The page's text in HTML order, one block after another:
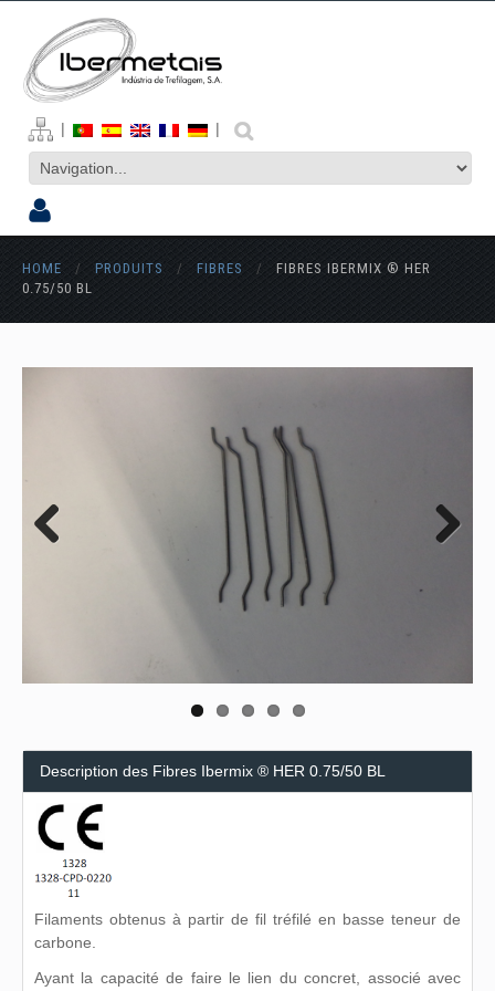
| |
HOME / PRODUITS / FIBRES /
FIBRES IBERMIX ® HER
0.75/50 BL
Description des Fibres Ibermix ® HER 0.75/50 BL
Filaments obtenus à partir de fil tréfilé en basse teneur de
carbone.
Ayant la capacité de faire le lien du concret, associé avec